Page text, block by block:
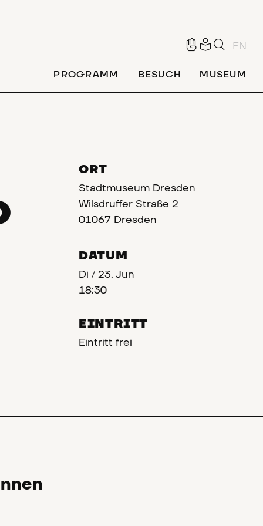
EN
PROGRAMM BESUCH MUSEUM
ORT
Stadtmuseum Dresden
Wilsdruffer Straße 2
01067 Dresden
DATUM
Di /23. Jun
18:30
EINTRITT
Eintritt frei